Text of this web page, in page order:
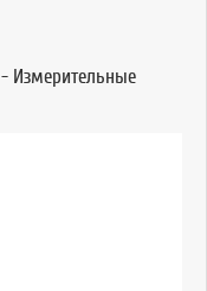
- Измерительные